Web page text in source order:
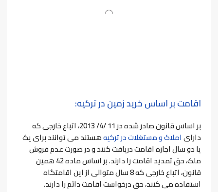
اقامت بر اساس خرید زمین در ترکیه:
بر اساس قانون صادر شده در 11 /4/ 2013، اتباع خارجی که
دارایاملاک و مستغلات در ترکیههستند می توانند برای یک
یا دو سال اجازه اقامت دریافت کنند و در صورت عدم فروش
ملک، حق تمدید اقامت را دارند. بر اساس ماده 42 همین
قانون، اتباع خارجی که 8 سال متوالی از این اقامتگاه
استفاده می کنند، حق درخواست اقامت دائم را دارند.